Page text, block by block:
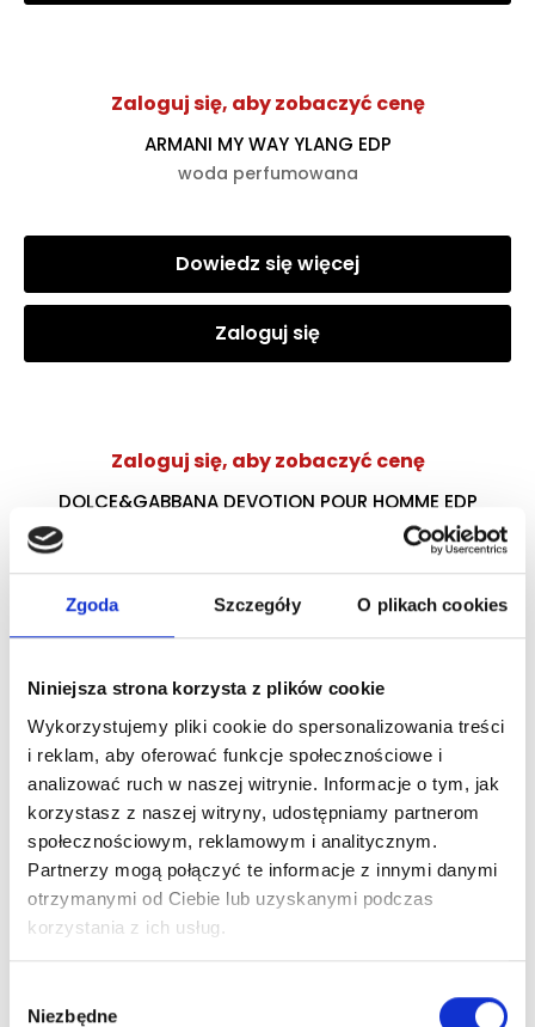
Zgoda Szczegóły O plikach cookies
Niniejsza strona korzysta z plików cookie
Wykorzystujemy pliki cookie do spersonalizowania treści
i reklam, aby oferować funkcje społecznościowe i
analizować ruch w naszej witrynie. Informacje o tym, jak
korzystasz z naszej witryny, udostępniamy partnerom
społecznościowym, reklamowym i analitycznym.
Partnerzy mogą połączyć te informacje z innymi danymi
otrzymanymi od Ciebie lub uzyskanymi podczas
korzystania z ich usług.
zgody
Niezbędne
Zaloguj się, aby zobaczyć cenę
ARMANI MY WAY YLANG EDP
woda perfumowana
Dowiedz się więcej
Zaloguj się
Zaloguj się, aby zobaczyć cenę
DOLCE&GABBANA DEVOTION POUR HOMME EDP
Zaloguj się
Dlaczego warto?
Oryginalny produkt z autoryzowanej
dystrybucji
Wysyłka 24h z magazynu w Polsce